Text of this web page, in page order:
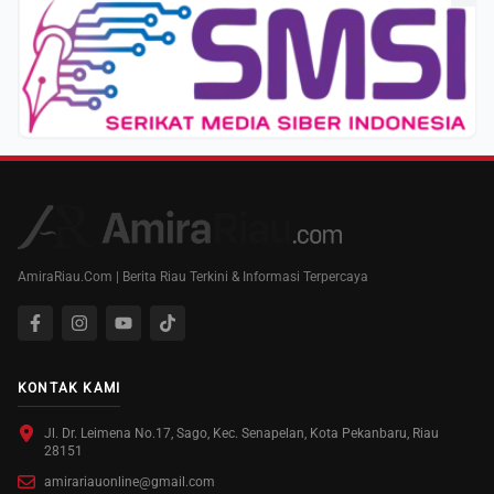
AmiraRiau.Com | Berita Riau Terkini & Informasi Terpercaya
KONTAK KAMI
Jl. Dr. Leimena No.17, Sago, Kec. Senapelan, Kota Pekanbaru, Riau
28151
amirariauonline@gmail.com